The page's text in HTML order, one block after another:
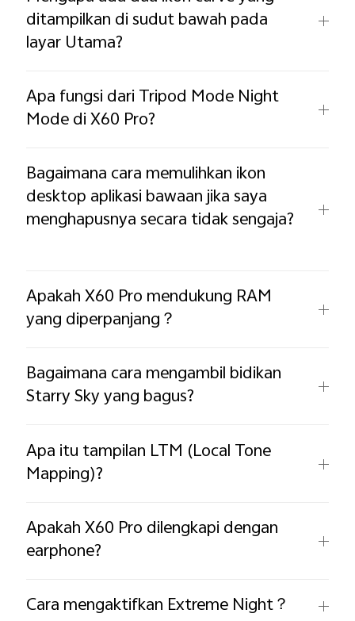
ditampilkan di sudut bawah pada
layar Utama?
Apa fungsi dari Tripod Mode Night
Mode di X60 Pro? ​
Bagaimana cara memulihkan ikon
desktop aplikasi bawaan jika saya
menghapusnya secara tidak sengaja?
Apakah X60 Pro mendukung RAM
yang diperpanjang？ ​
Bagaimana cara mengambil bidikan
Starry Sky yang bagus?
Apa itu tampilan LTM (Local Tone
Mapping)?
Apakah X60 Pro dilengkapi dengan
earphone? ​
Cara mengaktifkan Extreme Night？ ​